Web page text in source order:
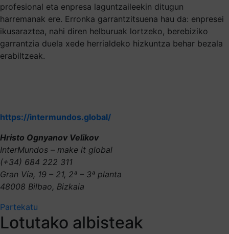
profesional eta enpresa laguntzaileekin ditugun
harremanak ere. Erronka garrantzitsuena hau da: enpresei
ikusaraztea, nahi diren helburuak lortzeko, berebiziko
garrantzia duela xede herrialdeko hizkuntza behar bezala
erabiltzeak.
https://intermundos.global/
Hristo Ognyanov Velikov
InterMundos – make it global
(+34) 684 222 311
Gran Vía, 19 – 21, 2ª – 3ª planta
48008 Bilbao, Bizkaia
Partekatu
Lotutako albisteak